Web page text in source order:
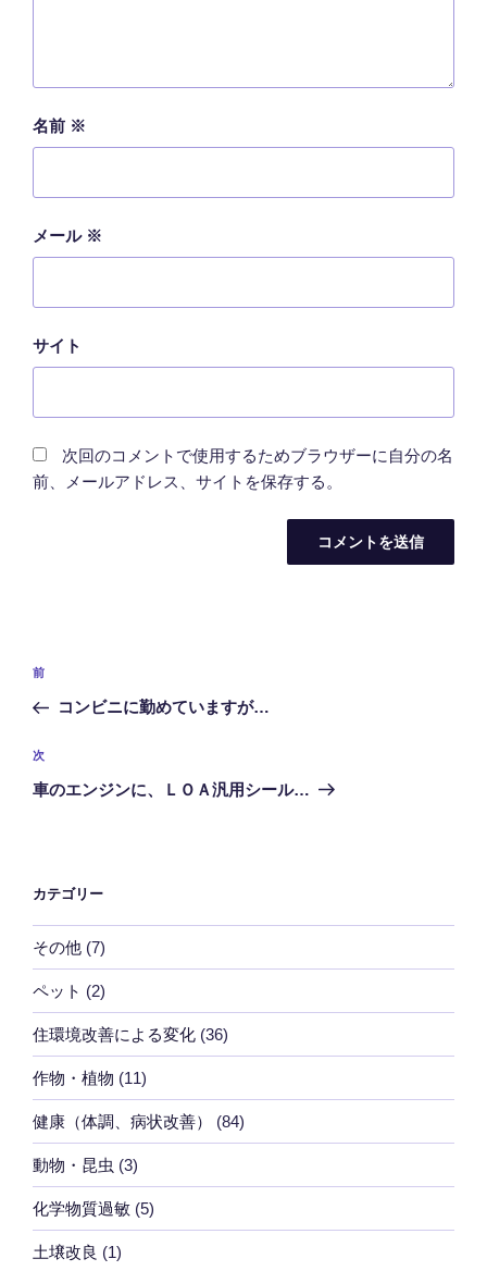
名前 ※
メール ※
サイト
次回のコメントで使用するためブラウザーに自分の名
前、メールアドレス、サイトを保存する。
投
ナ
ビ
ゲ
ン
前
の
稿
前
コンビニに勤めていますが…
次
の
次
車のエンジンに、ＬＯＡ汎用シール…
カテゴリー
その他 (7)
ペット (2)
住環境改善による変化 (36)
作物・植物 (11)
健康（体調、病状改善） (84)
動物・昆虫 (3)
化学物質過敏 (5)
土壌改良 (1)